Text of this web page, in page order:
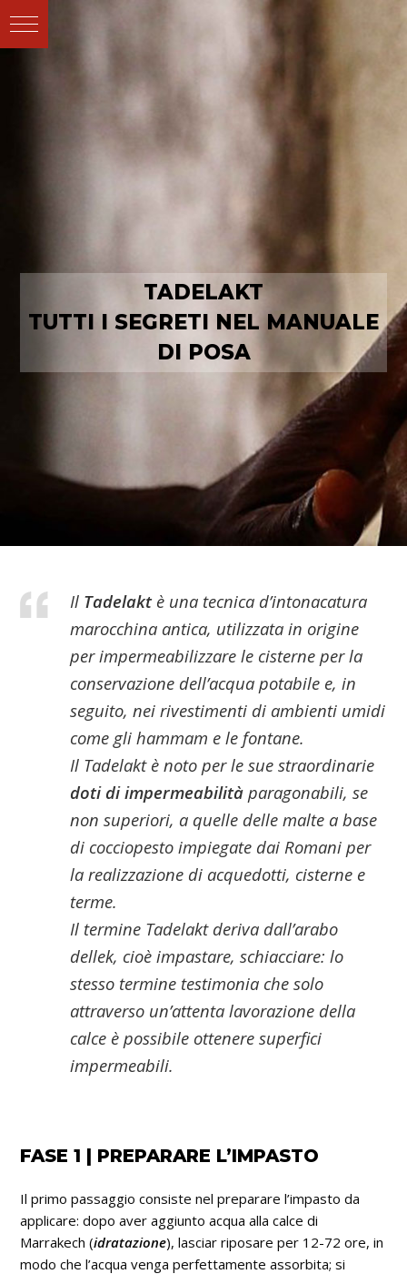
TADELAKT
TUTTI I SEGRETI NEL MANUALE
DI POSA
Il Tadelaktè una tecnica d’intonacatura
marocchina antica, utilizzata in origine
per impermeabilizzare le cisterne per la
conservazione dell’acqua potabile e, in
seguito, nei rivestimenti di ambienti umidi
come gli hammam e le fontane.
Il Tadelakt è noto per le sue straordinarie
doti di impermeabilità paragonabili, se
non superiori, a quelle delle malte a base
di cocciopesto impiegate dai Romani per
la realizzazione di acquedotti, cisterne e
terme.
Il termine Tadelakt deriva dall’arabo
dellek, cioè impastare, schiacciare: lo
stesso termine testimonia che solo
attraverso un’attenta lavorazione della
calce è possibile ottenere superfici
impermeabili.
FASE 1 | PREPARARE L’IMPASTO
Il primo passaggio consiste nel preparare l’impasto da
applicare: dopo aver aggiunto acqua alla calce di
Marrakech (idratazione), lasciar riposare per 12-72 ore, in
modo che l’acqua venga perfettamente assorbita; si